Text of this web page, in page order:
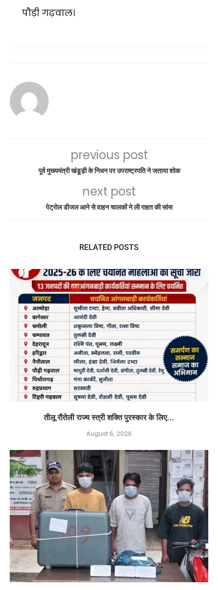
पौड़ी गढ़वाल।
previous post
पूर्व मुख्यमंत्री खंडूड़ी के निधन पर उपराष्ट्रपति ने जताया शोक
next post
पेट्रोल डीजल आने से वाहन चालकों ने ली राहत की सांस
RELATED POSTS
तीलू रौतेली राज्य स्त्री शक्ति पुरस्कार के लिए...
August 6, 2026